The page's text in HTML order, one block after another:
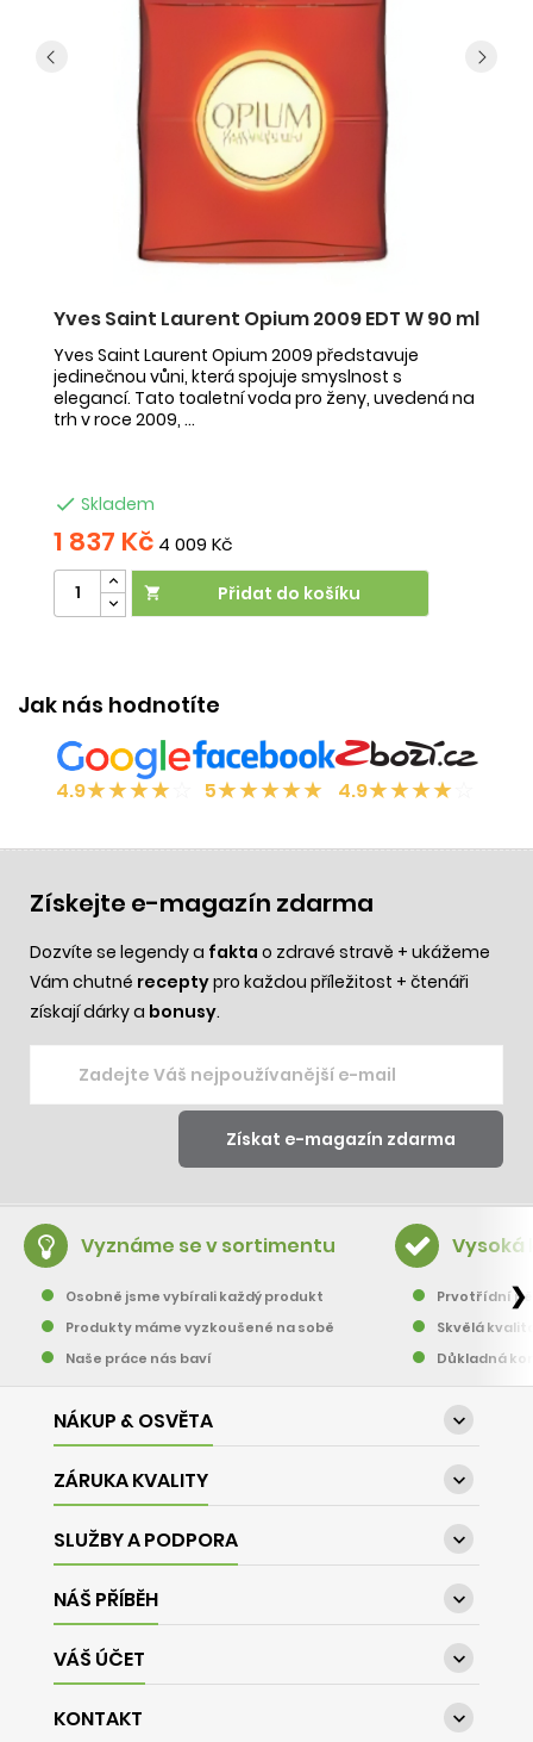
Yves Saint Laurent Opium 2009 EDT W 90 ml
Yves Saint Laurent Opium 2009 představuje
jedinečnou vůni, která spojuje smyslnost s
elegancí. Tato toaletní voda pro ženy, uvedená na
trh v roce 2009, ...
 Skladem
1 837 Kč 4 009 Kč
 Přidat do košíku
Jak nás hodnotíte
4.9★★★★ 5★★★★★ 4.9★★★★
Získejte e-magazín zdarma
Dozvíte se legendy a fakta o zdravé stravě + ukážeme
Vám chutné receptypro každou příležitost + čtenáři
získají dárky a bonusy.
Vyznáme se v sortimentu
Osobně jsme vybírali každý produkt
Produkty máme vyzkoušené na sobě
Naše práce nás baví
Vysoká
Prvotřídní
Skvělá
Důkladná
❯
NÁKUP & OSVĚTA 
ZÁRUKA KVALITY 
SLUŽBY A PODPORA 
NÁŠ PŘÍBĚH 
VÁŠ ÚČET 
KONTAKT 